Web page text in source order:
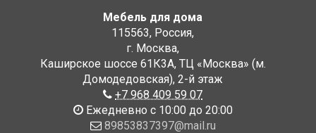
Мебель для дома
115563, Россия,
г. Москва,
Каширское шоссе 61К3А, ТЦ «Москва» (м.
Домодедовская), 2-й этаж
+7 968 409 59 07
Ежедневно с 10:00 до 20:00
89853837397@mail.ru